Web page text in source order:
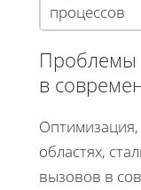
процессов
Проблемы
в
Оптимизация,
областях,
вызовов в